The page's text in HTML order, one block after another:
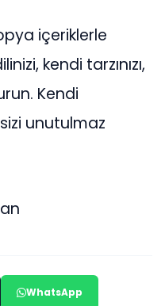
içeriklerle
kendi tarzınızı,
Kendi
unutulmaz
WhatsApp